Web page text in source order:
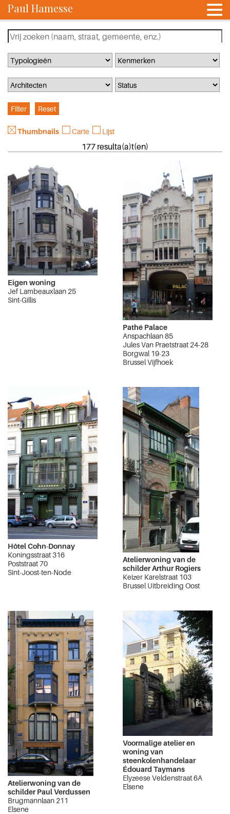
Paul Hamesse
Thumbnails Carte Lijst
177 resulta(a)t(en)
Eigen woning
Jef Lambeauxlaan 25
Sint-Gillis
Pathé Palace
Anspachlaan 85
Jules Van Praetstraat 24-28
Borgwal 19-23
Brussel Vijfhoek
Hôtel Cohn-Donnay
Koningsstraat 316
Poststraat 70
Sint-Joost-ten-Node
Atelierwoning van de
schilder Arthur Rogiers
Keizer Karelstraat 103
Brussel Uitbreiding Oost
Atelierwoning van de
schilder Paul Verdussen
Brugmannlaan 211
Elsene
Voormalige atelier en
woning van
steenkolenhandelaar
Édouard Taymans
Elyzeese Veldenstraat 6A
Elsene